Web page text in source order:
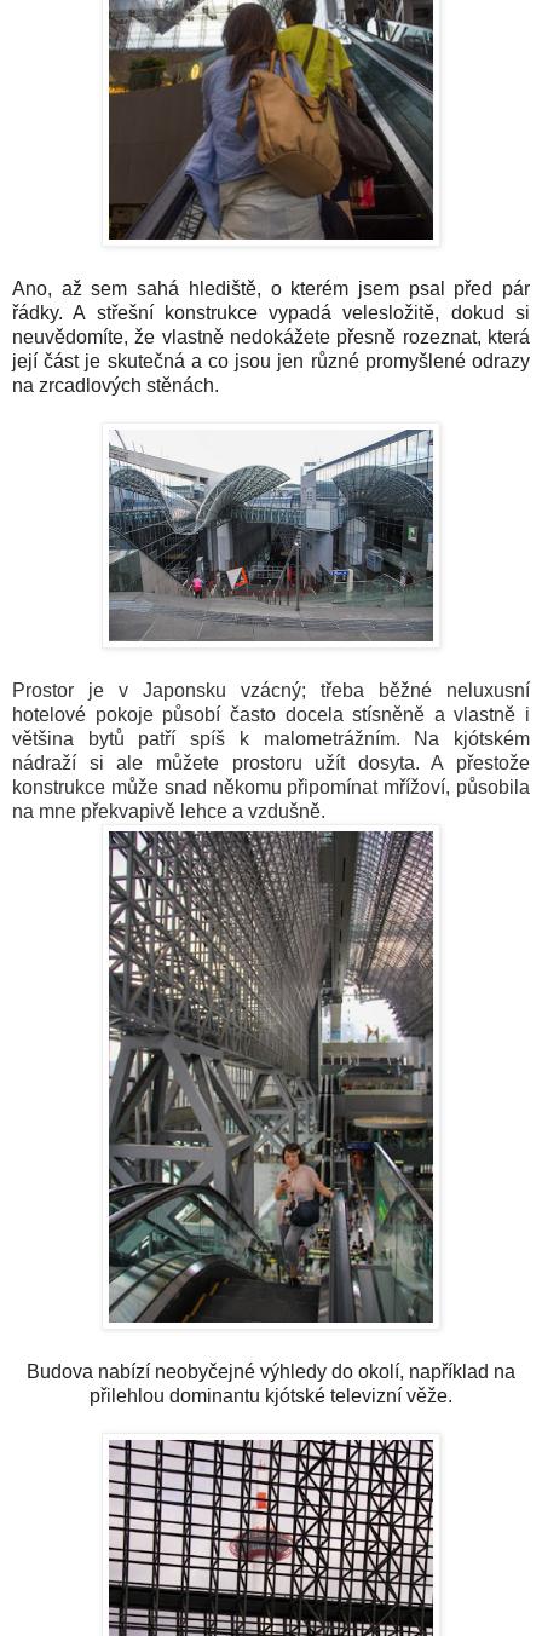
Ano, až sem sahá hlediště, o kterém jsem psal před pár
řádky. A střešní konstrukce vypadá velesložitě, dokud si
neuvědomíte, že vlastně nedokážete přesně rozeznat, která
její část je skutečná a co jsou jen různé promyšlené odrazy
na zrcadlových stěnách.
Prostor je v Japonsku vzácný; třeba běžné neluxusní
hotelové pokoje působí často docela stísněně a vlastně i
většina bytů patří spíš k malometrážním. Na kjótském
nádraží si ale můžete prostoru užít dosyta. A přestože
konstrukce může snad někomu připomínat mřížoví, působila
na mne překvapivě lehce a vzdušně.
Budova nabízí neobyčejné výhledy do okolí, například na
přilehlou dominantu kjótské televizní věže.